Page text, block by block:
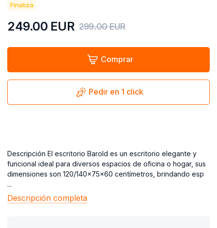
Finaliza
249.00 EUR 299.00EUR
Comprar
Pedir en 1 click
Descripción El escritorio Barold es un escritorio elegante y
funcional ideal para diversos espacios de oficina o hogar, sus
dimensiones son 120/140x75x60 centímetros, brindando esp
...
Descripción completa